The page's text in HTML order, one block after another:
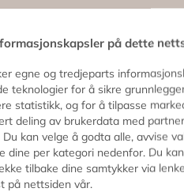
rommet varmt, lekkert og
stemningen skal føles både
bursdag eller en feminin
på dette
egne og tredjeparts
teknologier for å sikre
statistikk, og for å tilpasse
deling av brukerdata med
Du kan velge å godta alle, avvise
dine per kategori nedenfor. Du
tilbake dine samtykker via
på nettsiden vår.